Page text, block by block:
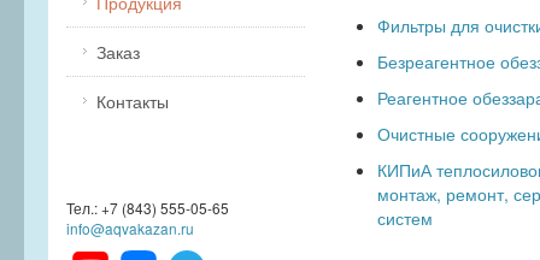
Фильтры для
Безреагентное
Реагентное
Очистные
КИПиА
монтаж, ремонт,
систем
Заказ
Контакты
Тел.: +7 (843) 555-05-65
info@aqvakazan.ru